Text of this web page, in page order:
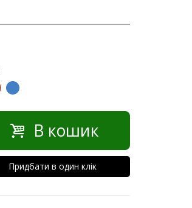
В кошик
Придбати в один клік